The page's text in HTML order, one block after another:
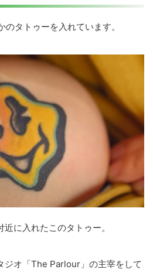
タトゥーを入れています。
に入れたこのタトゥー。
ジオ「The Parlour」の主宰をして